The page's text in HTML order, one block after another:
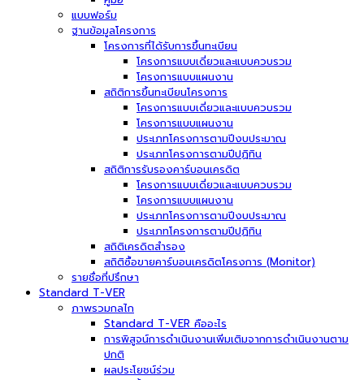
แบบฟอร์ม
ฐานข้อมูลโครงการ
โครงการที่ได้รับการขึ้นทะเบียน
โครงการแบบเดี่ยวและแบบควบรวม
โครงการแบบแผนงาน
สถิติการขึ้นทะเบียนโครงการ
โครงการแบบเดี่ยวและแบบควบรวม
โครงการแบบแผนงาน
ประเภทโครงการตามปีงบประมาณ
ประเภทโครงการตามปีปฏิทิน
สถิติการรับรองคาร์บอนเครดิต
โครงการแบบเดี่ยวและแบบควบรวม
โครงการแบบแผนงาน
ประเภทโครงการตามปีงบประมาณ
ประเภทโครงการตามปีปฏิทิน
สถิติเครดิตสำรอง
สถิติซื้อขายคาร์บอนเครดิตโครงการ (Monitor)
รายชื่อที่ปรึกษา
Standard T-VER
ภาพรวมกลไก
Standard T-VER คืออะไร
การพิสูจน์การดำเนินงานเพิ่มเติมจากการดำเนินงานตาม
ปกติ
ผลประโยชน์ร่วม